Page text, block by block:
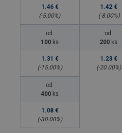
1.46 €
(-5.00%)
1.42 €
(-8.00%)
od
100 ks
1.31 €
(-15.00%)
od
200 ks
1.23 €
(-20.00%)
od
400 ks
1.08 €
(-30.00%)